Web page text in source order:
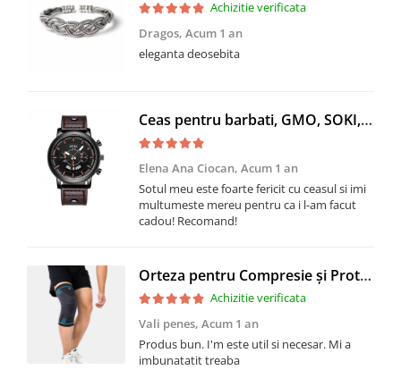
Achizitie verificata
Dragos, Acum 1 an
eleganta deosebita
Ceas pentru barbati, GMO, SOKI, maroniu
Elena Ana Ciocan, Acum 1 an
Sotul meu este foarte fericit cu ceasul si imi
multumeste mereu pentru ca i l-am facut
cadou! Recomand!
Orteza pentru Compresie și Protecție Genunchi, CRM, Genunchiera-Suport Sportiv pentru Stabilitate și Siguranță, Unisex, gri//negru, XL
Achizitie verificata
Vali penes, Acum 1 an
Produs bun. I'm este util si necesar. Mi a
imbunatatit treaba